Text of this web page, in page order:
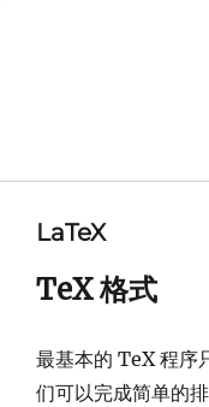
LaTeX
TeX 格式
最基本的 TeX 程序
们可以完成简单的